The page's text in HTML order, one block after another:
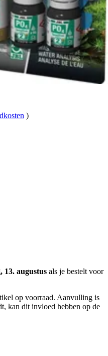
)
13. augustus als je bestelt voor
op voorraad. Aanvulling is
kan dit invloed hebben op de